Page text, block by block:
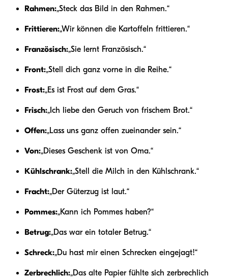
Rahmen:„Steck das Bild in den Rahmen.“
Frittieren:„Wir können die Kartoffeln frittieren.“
Französisch:„Sie lernt Französisch.“
Front:„Stell dich ganz vorne in die Reihe.“
Frost:„Es ist Frost auf dem Gras.“
Frisch:„Ich liebe den Geruch von frischem Brot.“
Offen:„Lass uns ganz offen zueinander sein.“
Von:„Dieses Geschenk ist von Oma.“
Kühlschrank:„Stell die Milch in den Kühlschrank.“
Fracht:„Der Güterzug ist laut.“
Pommes:„Kann ich Pommes haben?“
Betrug:„Das war ein totaler Betrug.“
Schreck:„Du hast mir einen Schrecken eingejagt!“
Zerbrechlich:„Das alte Papier fühlte sich zerbrechlich